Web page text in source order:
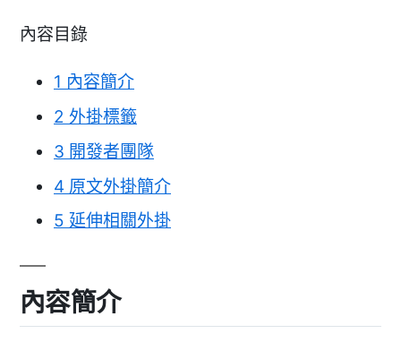
內容目錄
1 內容簡介
2 外掛標籤
3 開發者團隊
4 原文外掛簡介
5 延伸相關外掛
內容簡介